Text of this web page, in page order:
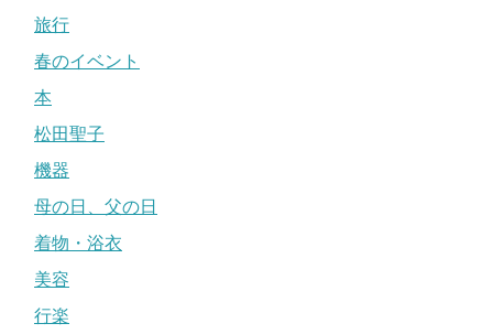
旅行
春のイベント
本
松田聖子
機器
母の日、父の日
着物・浴衣
美容
行楽